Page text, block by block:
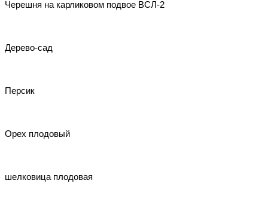
Черешня на карликовом подвое ВСЛ-2
Дерево-сад
Персик
Орех плодовый
шелковица плодовая